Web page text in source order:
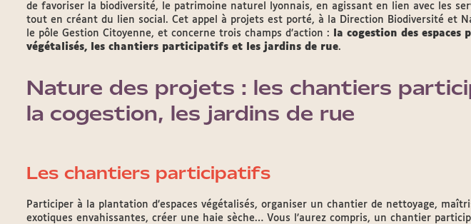
de favoriser la biodiversité, le patrimoine naturel lyonnais, en agissant en lien avec les
tout en créant du lien social. Cet appel à projets est porté, à la Direction Biodiversité et
le pôle Gestion Citoyenne, et concerne trois champs d’action :
la cogestion des espaces
végétalisés, les chantiers participatifs et les jardins de rue.
Nature des projets : les chantiers
la cogestion, les jardins de rue
Les chantiers participatifs
Participer à la plantation d’espaces végétalisés, organiser un chantier de nettoyage,
exotiques envahissantes, créer une haie sèche… Vous l’aurez compris, un chantier